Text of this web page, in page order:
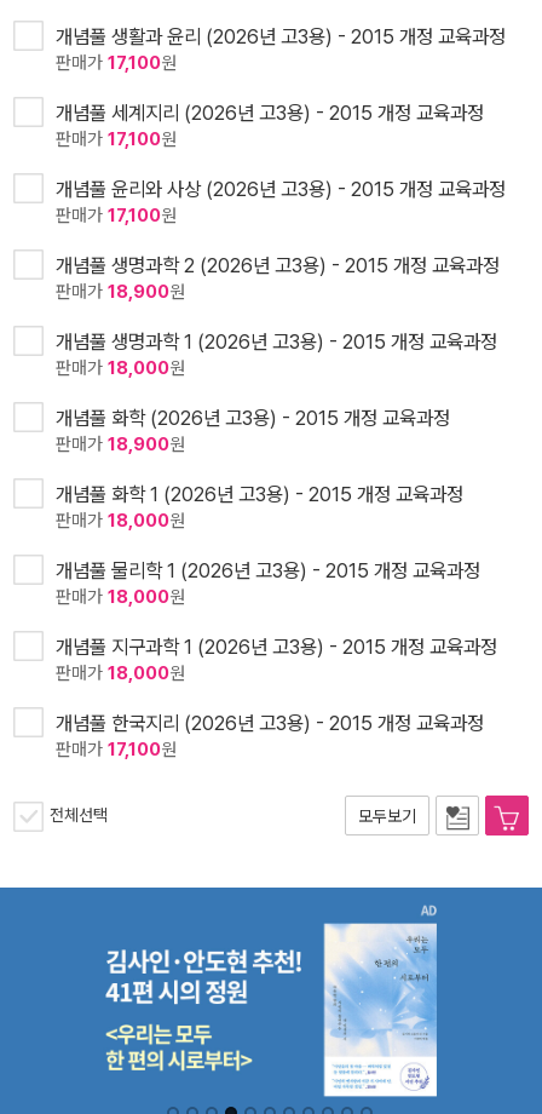
개념풀 생활과 윤리 (2026년 고3용) - 2015 개정 교육과정
판매가 17,100원
개념풀 세계지리 (2026년 고3용) - 2015 개정 교육과정
판매가 17,100원
개념풀 윤리와 사상 (2026년 고3용) - 2015 개정 교육과정
판매가 17,100원
개념풀 생명과학 2 (2026년 고3용) - 2015 개정 교육과정
판매가 18,900원
개념풀 생명과학 1 (2026년 고3용) - 2015 개정 교육과정
판매가 18,000원
개념풀 화학 (2026년 고3용) - 2015 개정 교육과정
판매가 18,900원
개념풀 화학 1 (2026년 고3용) - 2015 개정 교육과정
판매가 18,000원
개념풀 물리학 1 (2026년 고3용) - 2015 개정 교육과정
판매가 18,000원
개념풀 지구과학 1 (2026년 고3용) - 2015 개정 교육과정
판매가 18,000원
개념풀 한국지리 (2026년 고3용) - 2015 개정 교육과정
판매가 17,100원
전체선택 모두보기